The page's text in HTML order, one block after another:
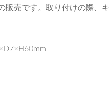
販売です。取り付けの際、